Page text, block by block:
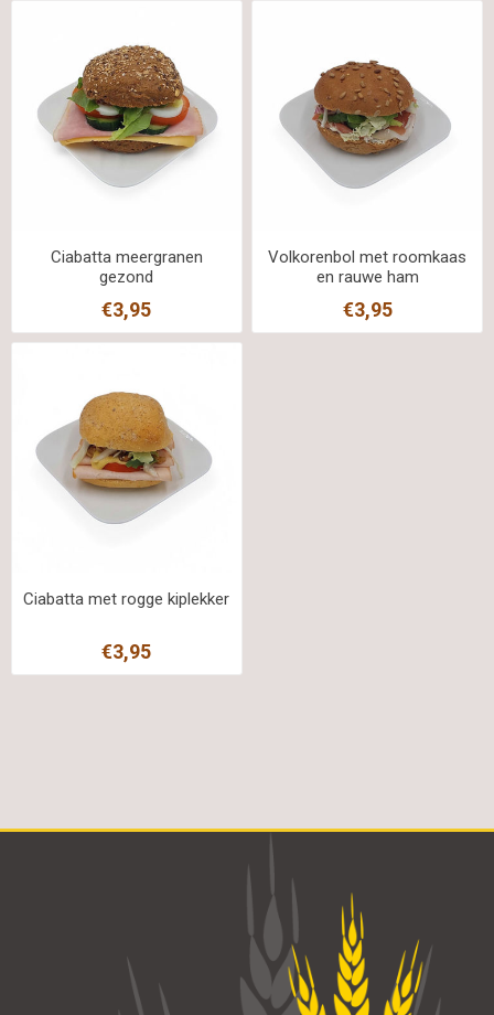
Ciabatta meergranen
gezond
€3,95
Volkorenbol met roomkaas
en rauwe ham
€3,95
Ciabatta met rogge kiplekker
€3,95